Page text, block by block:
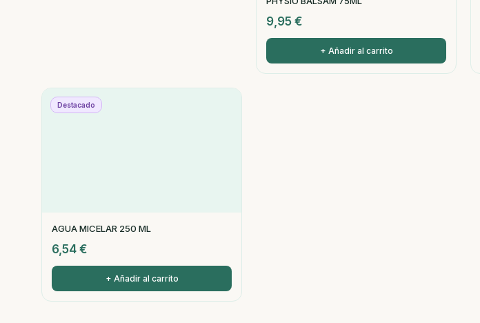
9,95 €
+ Añadir al carrito
Destacado
AGUA MICELAR 250 ML
6,54 €
+ Añadir al carrito